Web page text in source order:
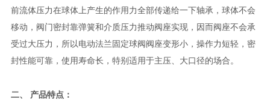
前流体压力在球体上产生的作用力全部传递给一下轴承，球体不会
移动，阀门密封靠弹簧和介质压力推动阀座实现，因而阀座不会承
受过大压力，所以电动法兰固定球阀阀座变形小，操作力短轻，密
封性能可靠，使用寿命长，特别适用于主压、大口径的场合。
二、
产品特点：